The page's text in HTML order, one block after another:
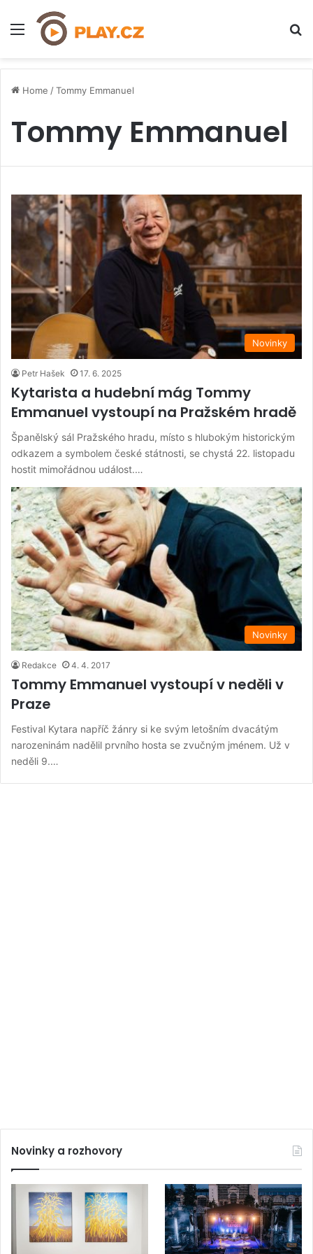
Menu
Home /Tommy Emmanuel
Tommy Emmanuel
Novinky
Petr Hašek 17. 6. 2025
Kytarista a hudební mág Tommy
Emmanuel vystoupí na Pražském hradě
Španělský sál Pražského hradu, místo s hlubokým historickým
odkazem a symbolem české státnosti, se chystá 22. listopadu
hostit mimořádnou událost.…
Novinky
Redakce 4. 4. 2017
Tommy Emmanuel vystoupí v neděli v
Praze
Festival Kytara napříč žánry si ke svým letošním dvacátým
narozeninám nadělil prvního hosta se zvučným jménem. Už v
neděli 9.…
Novinky a rozhovory